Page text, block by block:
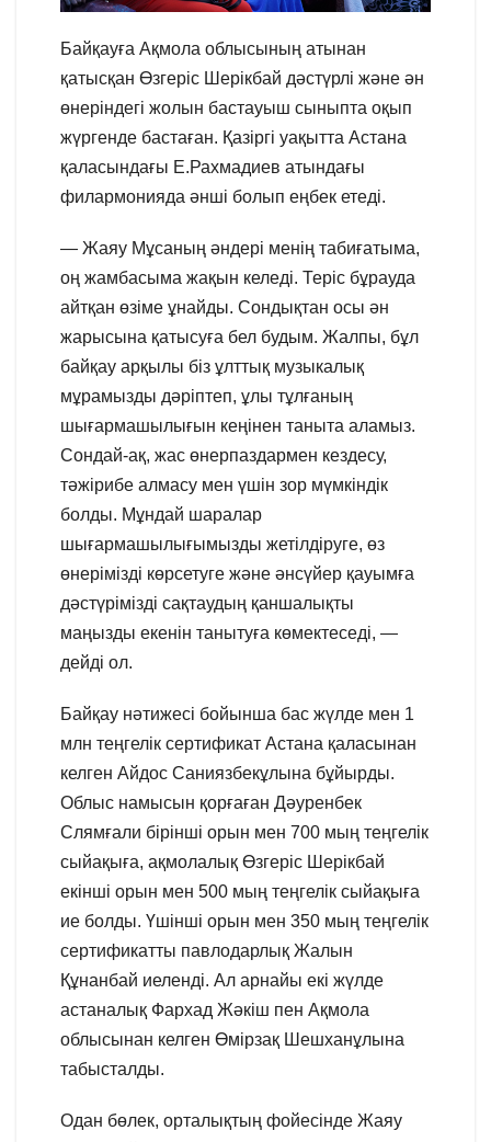
Байқауға Ақмола облысының атынан
қатысқан Өзгеріс Шерікбай дәстүрлі және ән
өнеріндегі жолын бастауыш сыныпта оқып
жүргенде бастаған. Қазіргі уақытта Астана
қаласындағы Е.Рахмадиев атындағы
филармонияда әнші болып еңбек етеді.
— Жаяу Мұсаның әндері менің табиғатыма,
оң жамбасыма жақын келеді. Теріс бұрауда
айтқан өзіме ұнайды. Сондықтан осы ән
жарысына қатысуға бел будым. Жалпы, бұл
байқау арқылы біз ұлттық музыкалық
мұрамызды дәріптеп, ұлы тұлғаның
шығармашылығын кеңінен таныта аламыз.
Сондай-ақ, жас өнерпаздармен кездесу,
тәжірибе алмасу мен үшін зор мүмкіндік
болды. Мұндай шаралар
шығармашылығымызды жетілдіруге, өз
өнерімізді көрсетуге және әнсүйер қауымға
дәстүрімізді сақтаудың қаншалықты
маңызды екенін танытуға көмектеседі, —
дейді ол.
Байқау нәтижесі бойынша бас жүлде мен 1
млн теңгелік сертификат Астана қаласынан
келген Айдос Саниязбекұлына бұйырды.
Облыс намысын қорғаған Дәуренбек
Слямғали бірінші орын мен 700 мың теңгелік
сыйақыға, ақмолалық Өзгеріс Шерікбай
екінші орын мен 500 мың теңгелік сыйақыға
ие болды. Үшінші орын мен 350 мың теңгелік
сертификатты павлодарлық Жалын
Құнанбай иеленді. Ал арнайы екі жүлде
астаналық Фархад Жәкіш пен Ақмола
облысынан келген Өмірзақ Шешханұлына
табысталды.
Одан бөлек, орталықтың фойесінде Жаяу